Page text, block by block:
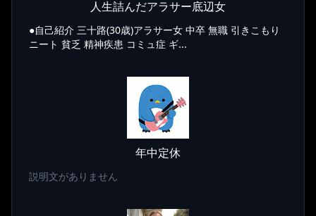
人生詰んだアラサー底辺女
●自己紹介 三十路(30歳)アラサー女 中卒 無職 引きこもり
ニート 貧乏 精神疾患 コミュ症 ギ...
年中定休
説明文がありません